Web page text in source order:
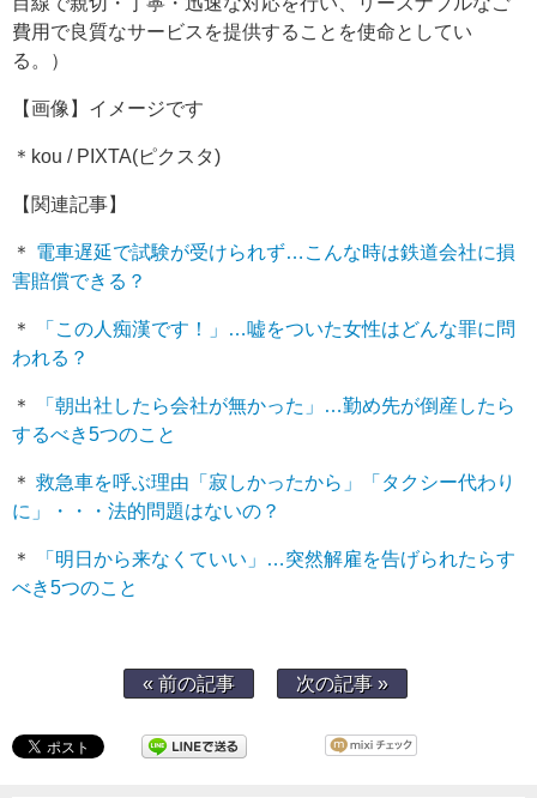
費用で良質なサービスを提供することを使命としてい
る。）
【画像】イメージです
＊kou / PIXTA(ピクスタ)
【関連記事】
＊ 電車遅延で試験が受けられず…こんな時は鉄道会社に損
害賠償できる？
＊
「この人痴漢です！」…嘘をついた女性はどんな罪に問
われる？
＊
「朝出社したら会社が無かった」…勤め先が倒産したら
するべき5つのこと
＊ 救急車を呼ぶ理由「寂しかったから」「タクシー代わり
に」・・・法的問題はないの？
＊
「明日から来なくていい」…突然解雇を告げられたらす
べき5つのこと
« 前の記事 次の記事 »